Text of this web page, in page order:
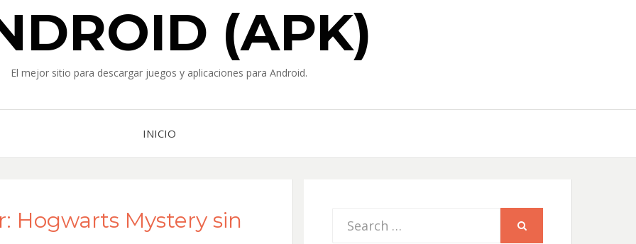
(APK)
El mejor sitio para descargar juegos y aplicaciones para Android.
INICIO
Hogwarts Mystery sin
Search